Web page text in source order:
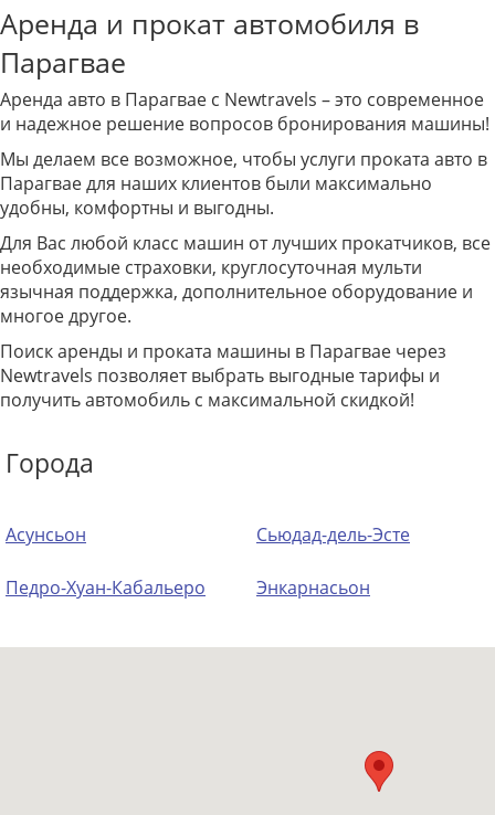
Аренда и прокат автомобиля в
Парагвае
Аренда авто в Парагвае с Newtravels – это современное
и надежное решение вопросов бронирования машины!
Мы делаем все возможное, чтобы услуги проката авто в
Парагвае для наших клиентов были максимально
удобны, комфортны и выгодны.
Для Вас любой класс машин от лучших прокатчиков, все
необходимые страховки, круглосуточная мульти
язычная поддержка, дополнительное оборудование и
многое другое.
Поиск аренды и проката машины в Парагвае через
Newtravels позволяет выбрать выгодные тарифы и
получить автомобиль с максимальной скидкой!
Города
Асунсьон
Педро-Хуан-Кабальеро
Сьюдад-дель-Эсте
Энкарнасьон